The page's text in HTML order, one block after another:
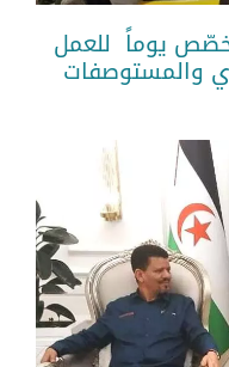
يوماً للعمل
والمستوصفات